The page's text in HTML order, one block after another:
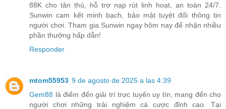
88K cho tân thủ, hỗ trợ nạp rút linh hoạt, an toàn 24/7.
Sunwin cam kết minh bạch, bảo mật tuyệt đối thông tin
người chơi. Tham gia Sunwin ngay hôm nay để nhận nhiều
phần thưởng hấp dẫn!
Responder
mtom55953 9 de agosto de 2025 a las 4:39
Gem88 là điểm đến giải trí trực tuyến uy tín, mang đến cho
người chơi những trải nghiệm cá cược đỉnh cao. Tại